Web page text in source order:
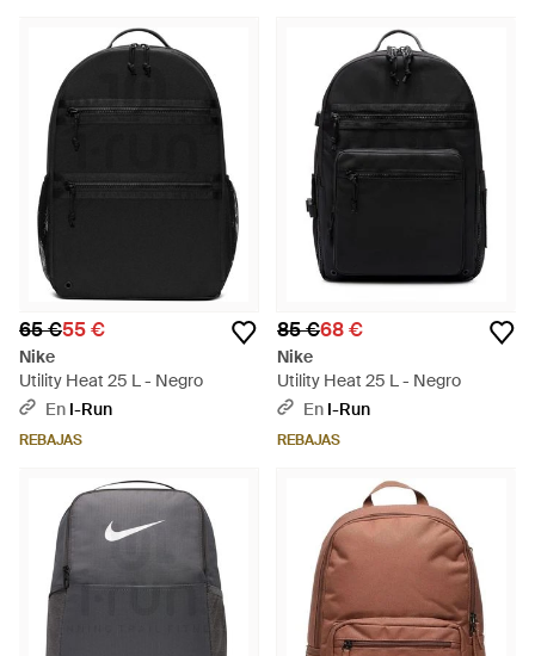
65 €55 €
Nike
Utility Heat 25 L - Negro
En I-Run
REBAJAS
85 €68 €
Nike
Utility Heat 25 L - Negro
En I-Run
REBAJAS